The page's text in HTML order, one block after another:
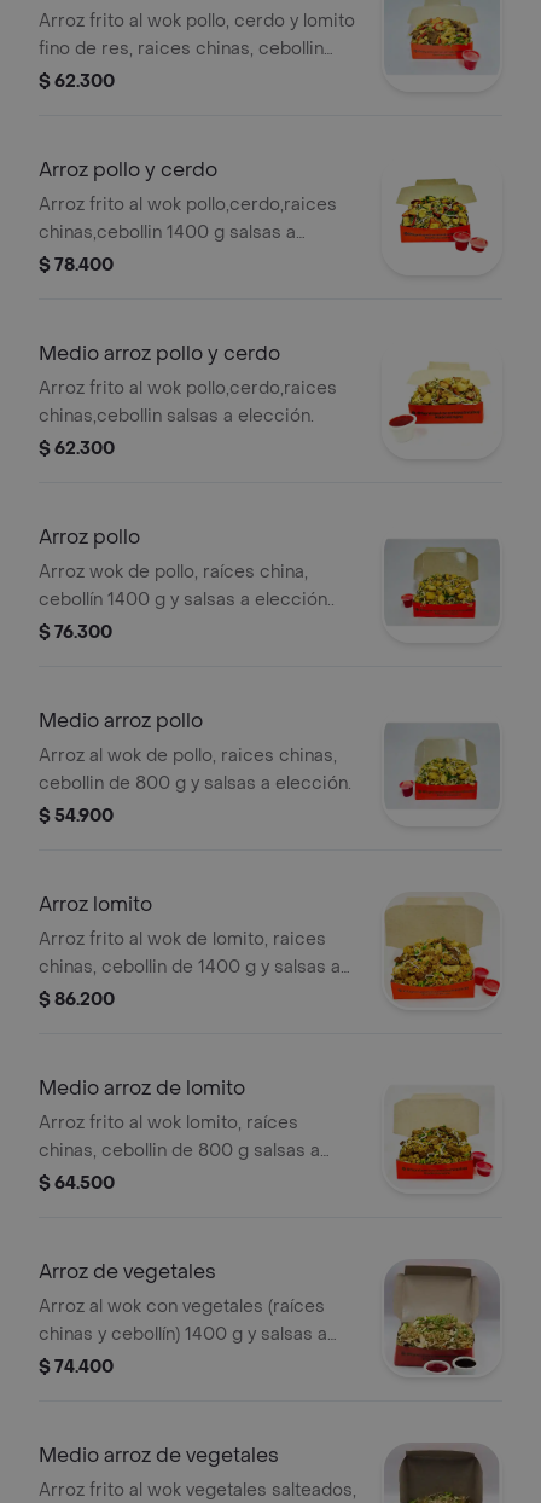
Arroz frito al wok pollo, cerdo y lomito
fino de res, raices chinas, cebollin
800 gramos y salsas a eleccion
$ 62.300
Arroz pollo y cerdo
Arroz frito al wok pollo,cerdo,raices
chinas,cebollin 1400 g salsas a
elección.
$ 78.400
Medio arroz pollo y cerdo
Arroz frito al wok pollo,cerdo,raices
chinas,cebollin salsas a elección.
$ 62.300
Arroz pollo
Arroz wok de pollo, raíces china,
cebollín 1400 g y salsas a elección..
$ 76.300
Medio arroz pollo
Arroz al wok de pollo, raices chinas,
cebollin de 800 g y salsas a elección.
$ 54.900
Arroz lomito
Arroz frito al wok de lomito, raices
chinas, cebollin de 1400 g y salsas a
elección.
$ 86.200
Medio arroz de lomito
Arroz frito al wok lomito, raíces
chinas, cebollin de 800 g salsas a
elección.
$ 64.500
Arroz de vegetales
Arroz al wok con vegetales (raíces
chinas y cebollín) 1400 g y salsas a
elección.
$ 74.400
Medio arroz de vegetales
Arroz frito al wok vegetales salteados,